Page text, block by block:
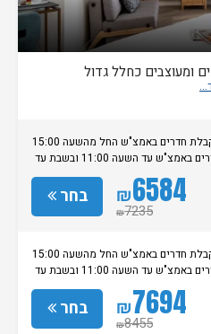
ומעוצבים כחלל גדול
מחיר מיוחד למזמינים באתר - קבלת חדרים באמצ"ש החל מהשעה 15:00
ובשבת החל מצאת השבת עזיבת החדרים באמצ"ש עד השעה 11:00 ובשבת עד
השעה 14:00. עזיבה במוצ"ש הינה בתוספת 250 ש"ח לחדר. שימו לב, בשבתות
ובחגים יהודיים אפשר לבצע צ’ק-אין אחרי 20:00. לתשומת ליבכם: הכניסה
ותשלומים נוספים יחולו על הזמנה
בחר ₪6584
₪7235
מחיר מיוחד למזמינים באתר - קבלת חדרים באמצ"ש החל מהשעה 15:00
ובשבת החל מצאת השבת עזיבת החדרים באמצ"ש עד השעה 11:00 ובשבת עד
השעה 14:00. עזיבה במוצ"ש הינה בתוספת 250 ש"ח לחדר. שימו לב, בשבתות
ובחגים יהודיים אפשר לבצע צ’ק-אין אחרי 20:00. לתשומת ליבכם: הכניסה
ותשלומים נוספים יחולו על הזמנה
בחר ₪7694
₪8455